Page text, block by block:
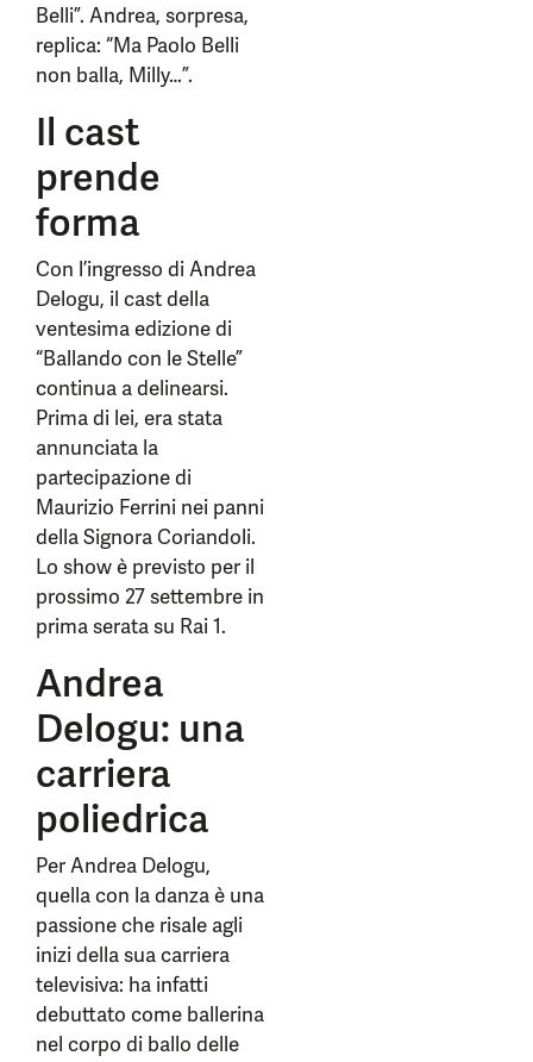
Belli”. Andrea, sorpresa,
replica: “Ma Paolo Belli
non balla, Milly…”.
Il cast
prende
forma
Con l’ingresso di Andrea
Delogu, il cast della
ventesima edizione di
“Ballando con le Stelle”
continua a delinearsi.
Prima di lei, era stata
annunciata la
partecipazione di
Maurizio Ferrini nei panni
della Signora Coriandoli.
Lo show è previsto per il
prossimo 27 settembre in
prima serata su Rai 1.
Andrea
Delogu: una
carriera
poliedrica
Per Andrea Delogu,
quella con la danza è una
passione che risale agli
inizi della sua carriera
televisiva: ha infatti
debuttato come ballerina
nel corpo di ballo delle